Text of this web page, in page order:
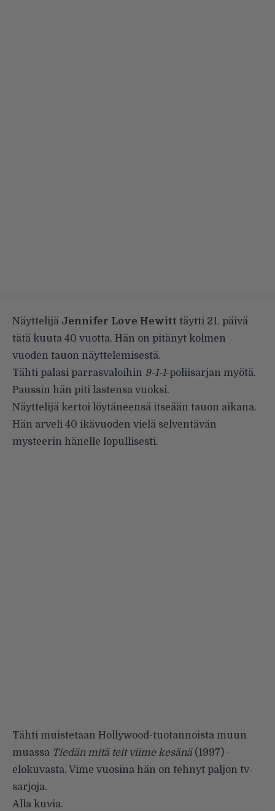
Näyttelijä Jennifer Love Hewitt täytti 21. päivä
tätä kuuta 40 vuotta. Hän on pitänyt kolmen
vuoden tauon näyttelemisestä.
Tähti palasi parrasvaloihin 9-1-1-poliisarjan myötä.
Paussin hän piti lastensa vuoksi.
Näyttelijä kertoi löytäneensä itseään tauon aikana.
Hän arveli 40 ikävuoden vielä selventävän
mysteerin hänelle lopullisesti.
Tähti muistetaan Hollywood-tuotannoista muun
muassa Tiedän mitä teit viime kesänä(1997) -
elokuvasta. Vime vuosina hän on tehnyt paljon tv-
sarjoja.
Alla kuvia.